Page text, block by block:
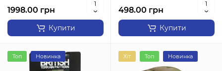
1998.00 грн
Купити
498.00 грн
Купити
Топ Новинка Хіт Топ Новинка